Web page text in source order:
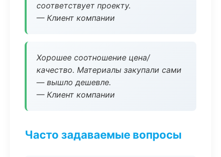
соответствует проекту.
— Клиент компании
Хорошее соотношение цена/
качество. Материалы закупали сами
— вышло дешевле.
— Клиент компании
Часто задаваемые вопросы